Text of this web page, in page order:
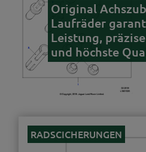
Original
Laufräder
Leistung,
und höchste
RADSCICHERUNGEN